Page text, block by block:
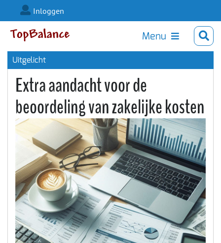
Inloggen
Menu
Uitgelicht
Extra aandacht voor de
beoordeling van zakelijke kosten